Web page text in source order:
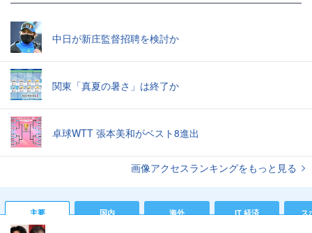
中日が新庄監督招聘を検討か
関東「真夏の暑さ」は終了か
卓球WTT 張本美和がベスト8進出
画像アクセスランキングをもっと見る
主要 国内 海外 IT 経済 ス